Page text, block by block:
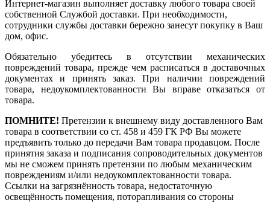
Интернет-магазин выполняет доставку любого товара своей
собственной Службой доставки. При необходимости,
сотрудники службы доставки бережно занесут покупку в Ваш
дом, офис.
Обязательно убедитесь в отсутствии механических
повреждений товара, прежде чем расписаться в доставочных
документах и принять заказ. При наличии повреждений
товара, недоукомплектованности Вы вправе отказаться от
товара.
ПОМНИТЕ! Претензии к внешнему виду доставленного Вам
товара в соответствии со ст. 458 и 459 ГК РФ Вы можете
предъявить только до передачи Вам товара продавцом. После
принятия заказа и подписания сопроводительных документов
мы не сможем принять претензии по любым механическим
повреждениям и/или недоукомплектованности товара.
Ссылки на загрязнённость товара, недостаточную
освещённость помещения, поторапливания со стороны